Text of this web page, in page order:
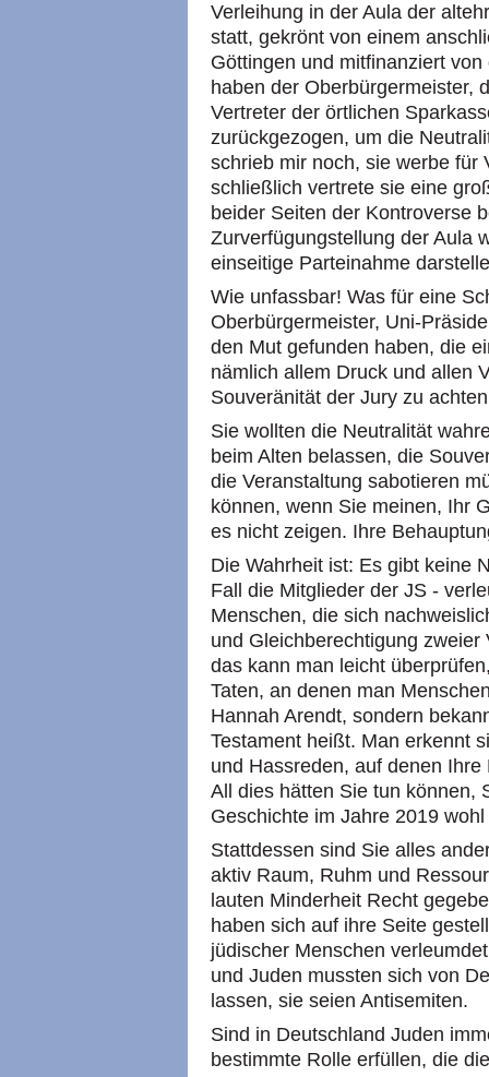
Verleihung in der Aula der
statt, gekrönt von einem
Göttingen und mitfinanziert
haben der Oberbürgermeister,
Vertreter der örtlichen
zurückgezogen, um die
schrieb mir noch, sie werbe für
schließlich vertrete sie eine
beider Seiten der Kontroverse
Zurverfügungstellung der Aula
einseitige Parteinahme
Wie unfassbar! Was für eine
Oberbürgermeister, Uni-
den Mut gefunden haben, die
nämlich allem Druck und allen
Souveränität der Jury zu
Sie wollten die Neutralität
beim Alten belassen, die
die Veranstaltung sabotieren
können, wenn Sie meinen, Ihr
es nicht zeigen. Ihre
Die Wahrheit ist: Es gibt keine
Fall die Mitglieder der JS -
Menschen, die sich
und Gleichberechtigung
das kann man leicht
Taten, an denen man
Hannah Arendt, sondern
Testament heißt. Man erkennt
und Hassreden, auf denen
All dies hätten Sie tun können,
Geschichte im Jahre 2019
Stattdessen sind Sie alles
aktiv Raum, Ruhm und
lauten Minderheit Recht
haben sich auf ihre Seite
jüdischer Menschen
und Juden mussten sich von
lassen, sie seien Antisemiten.
Sind in Deutschland Juden
bestimmte Rolle erfüllen, die